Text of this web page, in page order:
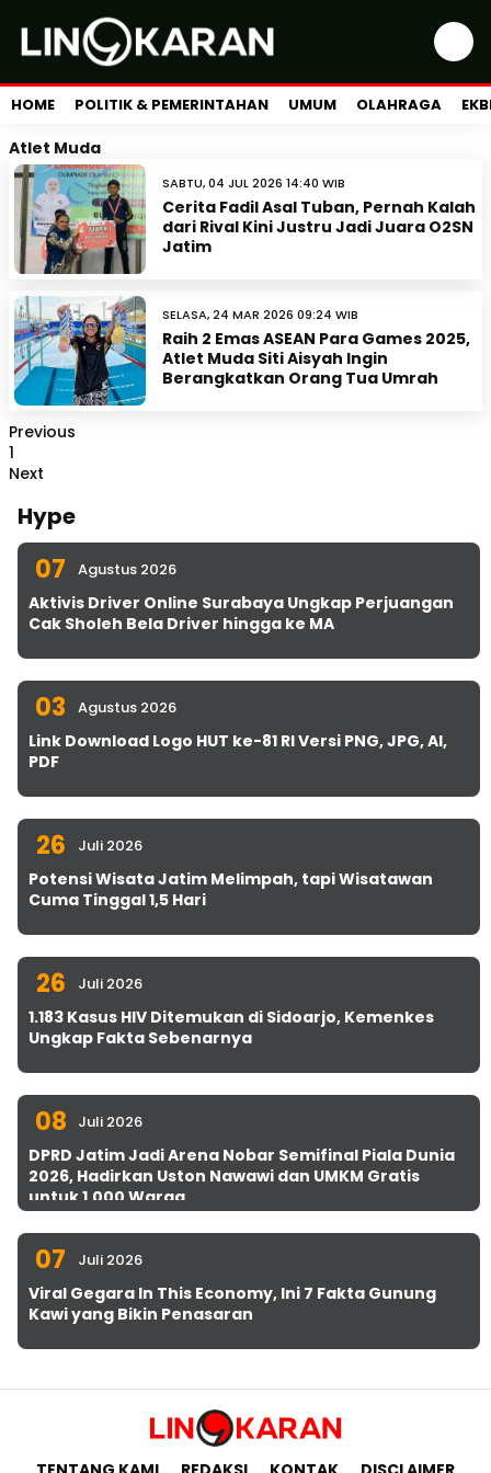
HOME POLITIK & PEMERINTAHAN UMUM OLAHRAGA
Atlet Muda
SABTU, 04 JUL 2026 14:40 WIB
Cerita Fadil Asal Tuban, Pernah Kalah
dari Rival Kini Justru Jadi Juara O2SN
Jatim
SELASA, 24 MAR 2026 09:24 WIB
Raih 2 Emas ASEAN Para Games 2025,
Atlet Muda Siti Aisyah Ingin
Berangkatkan Orang Tua Umrah
Previous
1
Next
Hype
07 Agustus 2026
Aktivis Driver Online Surabaya Ungkap Perjuangan
Cak Sholeh Bela Driver hingga ke MA
03 Agustus 2026
Link Download Logo HUT ke-81 RI Versi PNG, JPG, AI,
PDF
26 Juli 2026
Potensi Wisata Jatim Melimpah, tapi Wisatawan
Cuma Tinggal 1,5 Hari
26 Juli 2026
1.183 Kasus HIV Ditemukan di Sidoarjo, Kemenkes
Ungkap Fakta Sebenarnya
08 Juli 2026
DPRD Jatim Jadi Arena Nobar Semifinal Piala Dunia
2026, Hadirkan Uston Nawawi dan UMKM Gratis
untuk 1.000 Warga
07 Juli 2026
Viral Gegara In This Economy, Ini 7 Fakta Gunung
Kawi yang Bikin Penasaran